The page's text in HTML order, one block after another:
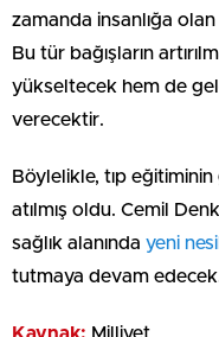
zamanda insanlığa
Bu tür bağışların
yükseltecek hem de
verecektir.
Böylelikle, tıp
atılmış oldu. Cemil
sağlık alanında yeni nesil
tutmaya devam